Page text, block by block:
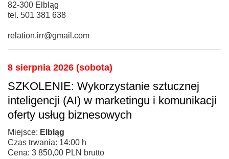
82-300 Elbląg
tel. 501 381 638
relation.irr@gmail.com
8 sierpnia 2026 (sobota)
SZKOLENIE: Wykorzystanie sztucznej
inteligencji (AI) w marketingu i komunikacji
oferty usług biznesowych
Miejsce: Elbląg
Czas trwania: 14:00 h
Cena: 3 850,00 PLN brutto